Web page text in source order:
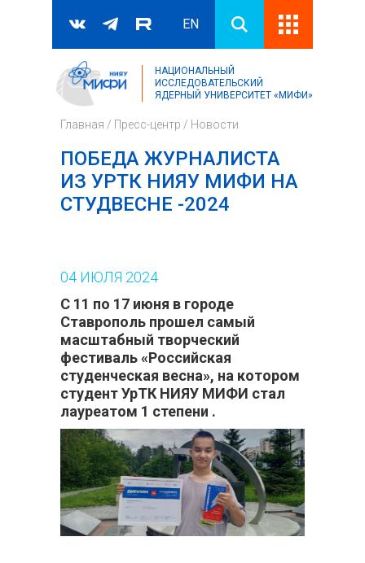
Форма поиска
Поиск
EN
НАЦИОНАЛЬНЫЙ
ИССЛЕДОВАТЕЛЬСКИЙ
ЯДЕРНЫЙ УНИВЕРСИТЕТ «МИФИ»
Главная / Пресс-центр / Новости
ПОБЕДА ЖУРНАЛИСТА
ИЗ УРТК НИЯУ МИФИ НА
СТУДВЕСНЕ -2024
04 ИЮЛЯ 2024
С 11 по 17 июня в городе
Ставрополь прошел самый
масштабный творческий
фестиваль «Российская
студенческая весна», на котором
студент УрТК НИЯУ МИФИ стал
лауреатом 1 степени .